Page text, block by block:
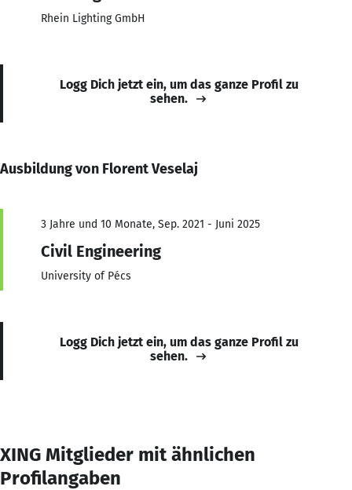
Rhein Lighting GmbH
Logg Dich jetzt ein, um das ganze Profil zu
sehen.
Ausbildung von Florent Veselaj
3 Jahre und 10 Monate, Sep. 2021 - Juni 2025
Civil Engineering
University of Pécs
Logg Dich jetzt ein, um das ganze Profil zu
sehen.
XING Mitglieder mit ähnlichen
Profilangaben